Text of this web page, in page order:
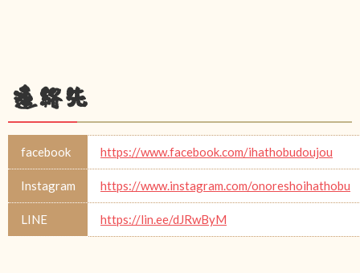
連絡先
facebook https://www.facebook.com/ihathobudoujou
Instagram https://www.instagram.com/onoreshoihathobu
LINE https://lin.ee/dJRwByM